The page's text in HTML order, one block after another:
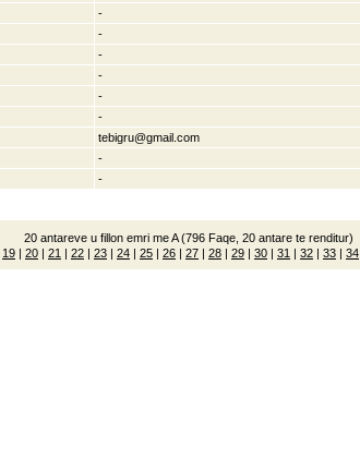
-
-
-
-
-
-
tebigru@gmail.com
-
-
20 antareve u fillon emri me A (796 Faqe, 20 antare te renditur)
19 | 20 | 21 | 22 | 23 | 24 | 25 | 26 | 27 | 28 | 29 | 30 | 31 | 32 | 33 | 34